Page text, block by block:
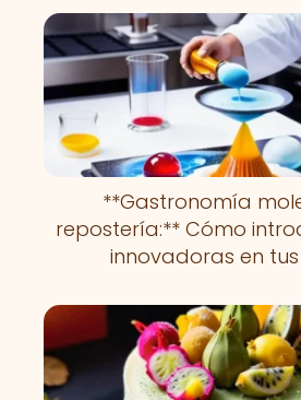
**Gastronomía
repostería:** Cómo
innovadoras en